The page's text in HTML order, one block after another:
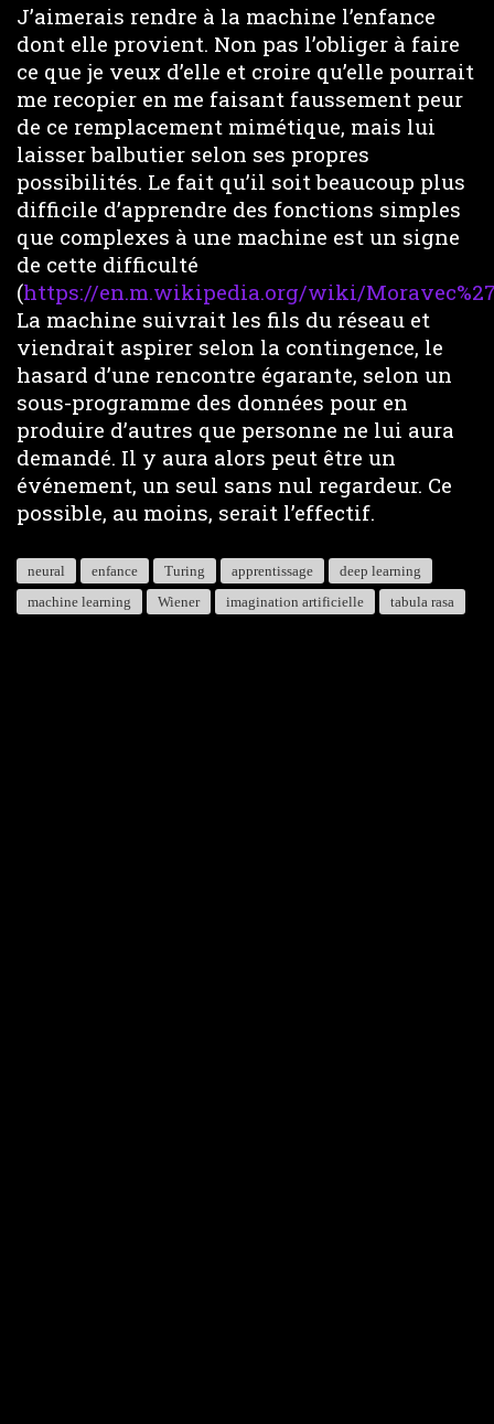
J’aimerais rendre à la machine l’enfance
dont elle provient. Non pas l’obliger à faire
ce que je veux d’elle et croire qu’elle pourrait
me recopier en me faisant faussement peur
de ce remplacement mimétique, mais lui
laisser balbutier selon ses propres
possibilités. Le fait qu’il soit beaucoup plus
difficile d’apprendre des fonctions simples
que complexes à une machine est un signe
de cette difficulté
(https://en.m.wikipedia.org/wiki/
La machine suivrait les fils du réseau et
viendrait aspirer selon la contingence, le
hasard d’une rencontre égarante, selon un
sous-programme des données pour en
produire d’autres que personne ne lui aura
demandé. Il y aura alors peut être un
événement, un seul sans nul regardeur. Ce
possible, au moins, serait l’effectif.
neural enfance Turing apprentissage
deep learning
machine learning
Wiener imagination artificielle tabula rasa